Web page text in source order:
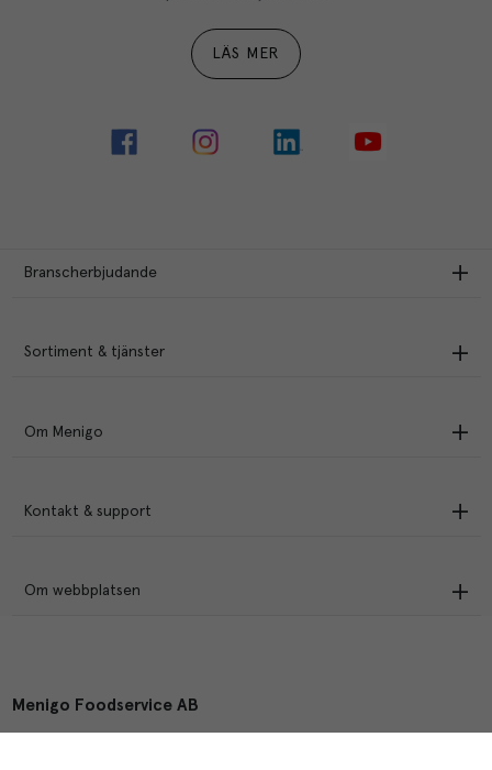
LÄS MER
Branscherbjudande
Sortiment & tjänster
Om Menigo
Kontakt & support
Om webbplatsen
Menigo Foodservice AB